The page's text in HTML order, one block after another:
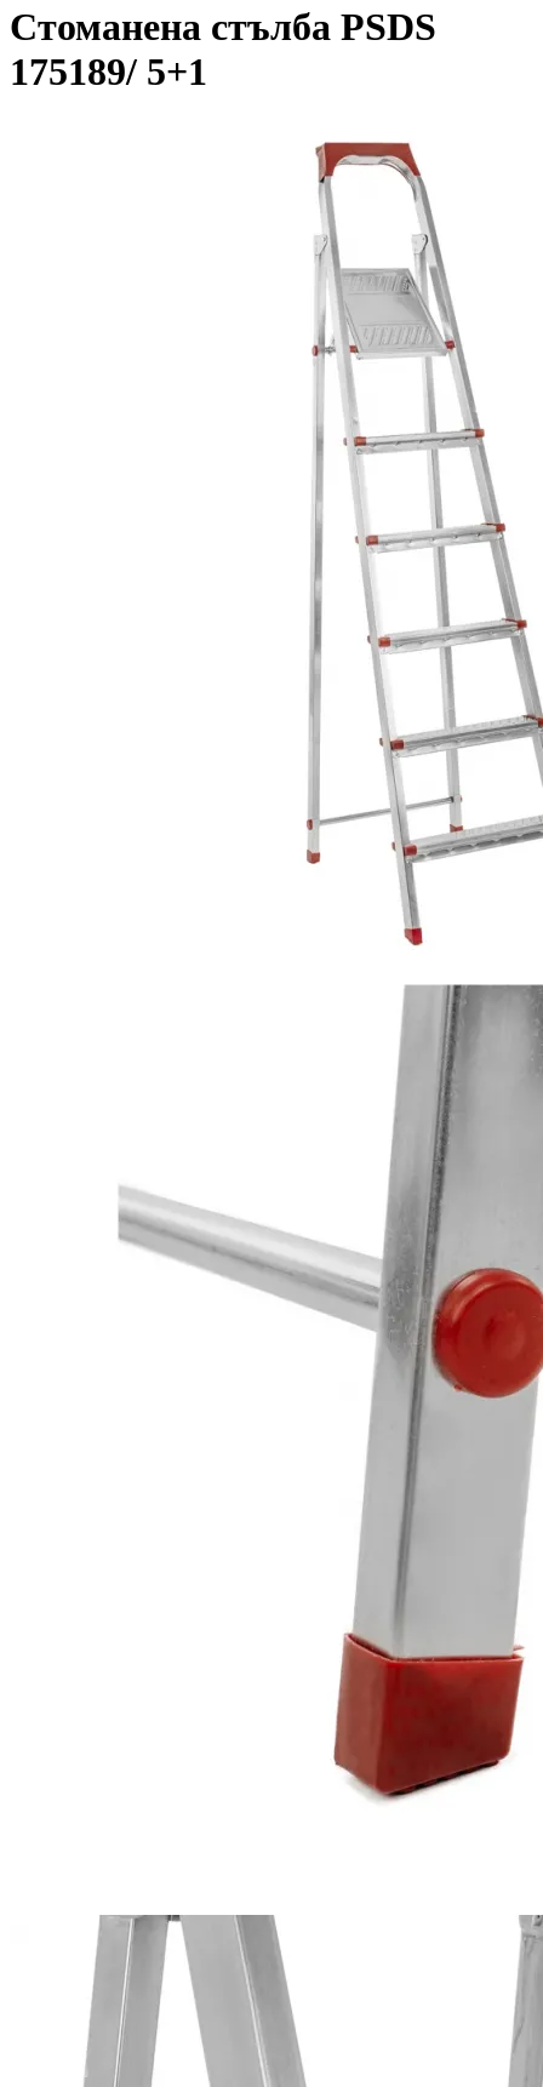
Стоманена стълба PSDS
175189/ 5+1